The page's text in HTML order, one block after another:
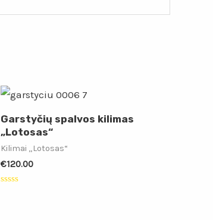
Garstyčių spalvos kilimas
„Lotosas“
Kilimai „Lotosas“
€120.00